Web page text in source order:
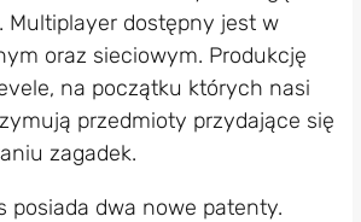
Multiplayer dostępny jest w
oraz sieciowym. Produkcję
na początku których nasi
przedmioty przydające się
zagadek.
posiada dwa nowe patenty.